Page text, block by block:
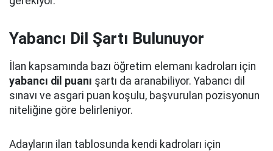
Yabancı Dil Şartı Bulunuyor
İlan kapsamında bazı öğretim elemanı kadroları için
yabancı dil puanı şartı da aranabiliyor. Yabancı dil
sınavı ve asgari puan koşulu, başvurulan pozisyonun
niteliğine göre belirleniyor.
Adayların ilan tablosunda kendi kadroları için